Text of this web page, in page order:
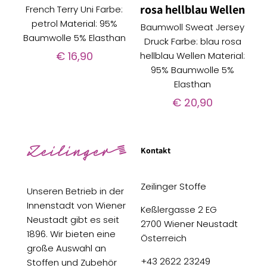
French Terry Uni Farbe:
petrol Material: 95%
Baumwolle 5% Elasthan
€16,90
rosa hellblau Wellen
Baumwoll Sweat Jersey
Druck Farbe: blau rosa
hellblau Wellen Material:
95% Baumwolle 5%
Elasthan
€ 20,90
Unseren Betrieb in der
Innenstadt von Wiener
Neustadt gibt es seit
1896. Wir bieten eine
große Auswahl an
Stoffen und Zubehör
Kontakt
Zeilinger Stoffe
Keßlergasse 2 EG
2700 Wiener Neustadt
Österreich
+43 2622 23249